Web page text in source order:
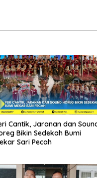
Cantik, Jaranan dan
Bikin Sedekah Bumi
Sari Pecah